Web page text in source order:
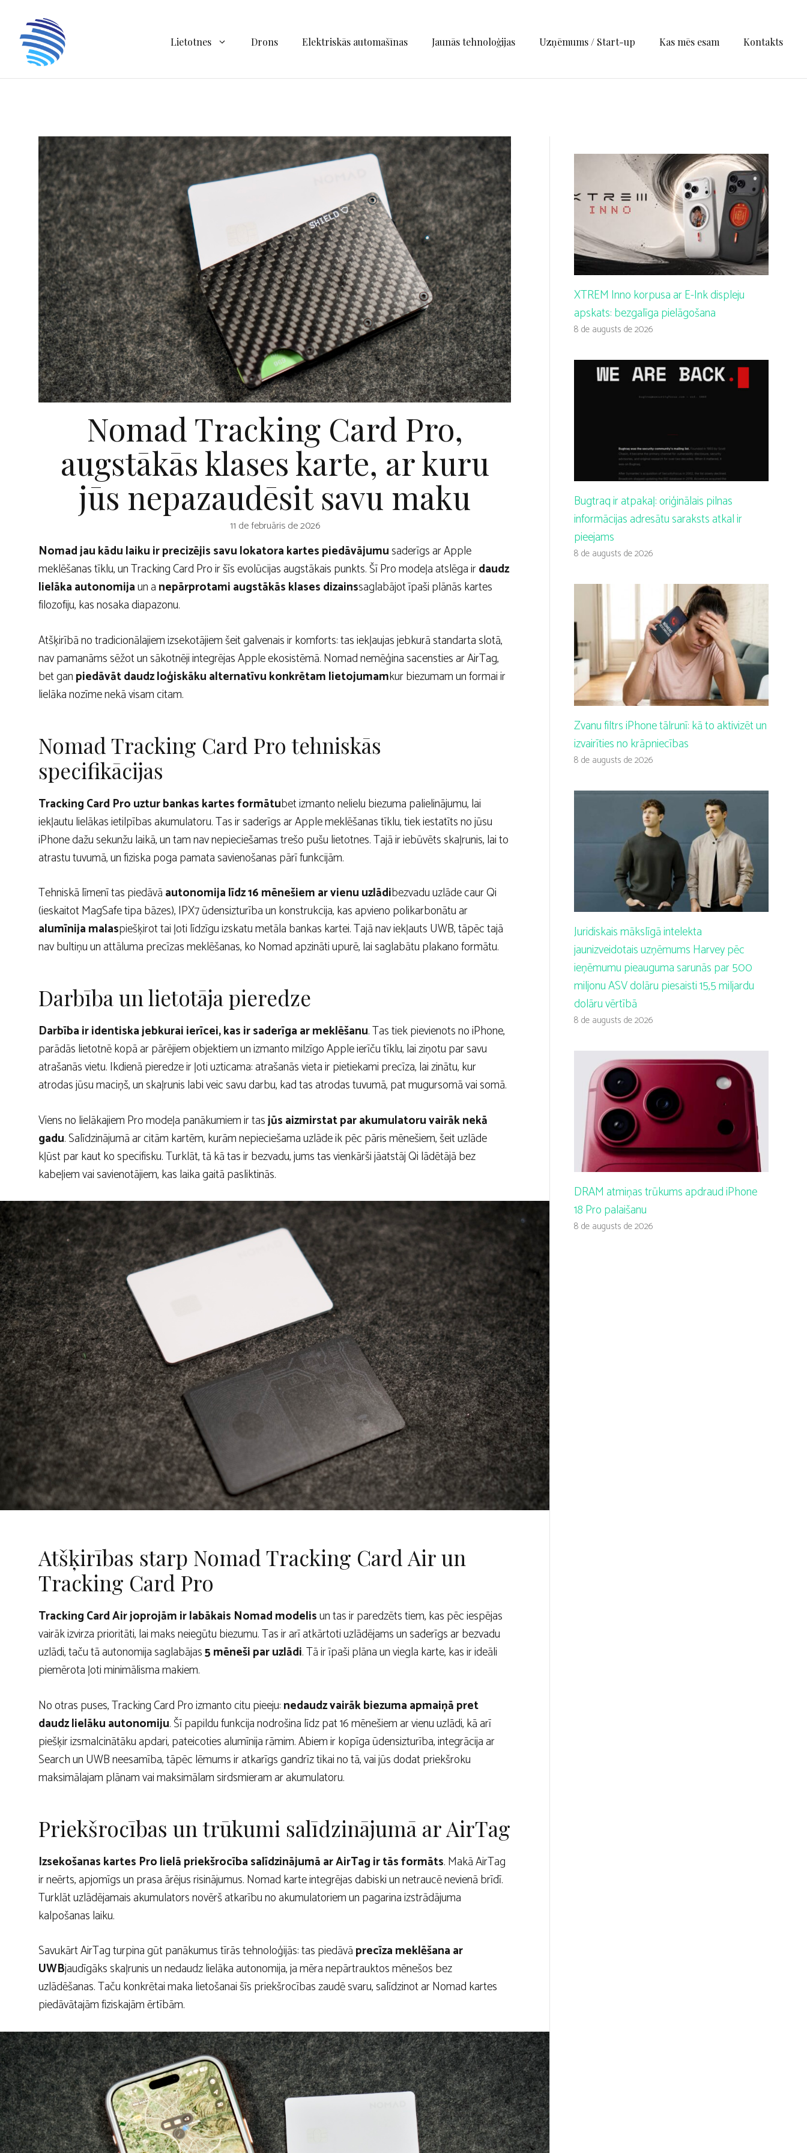
saturu
Lietotnes Drons Elektriskās automašīnas Jaunās tehnoloģijas Uzņēmums / Start-up Kas mēs esam Kontakts
Nomad Tracking Card Pro,
augstākās klases karte, ar kuru
jūs nepazaudēsit savu maku
11 de februāris de 2026
Nomad jau kādu laiku ir precizējis savu lokatora kartes piedāvājumusaderīgs ar Apple
meklēšanas tīklu, un Tracking Card Pro ir šīs evolūcijas augstākais punkts. Šī Pro modeļa atslēga irdaudz
lielāka autonomijaun anepārprotami augstākās klases dizainssaglabājot īpaši plānās kartes
filozofiju, kas nosaka diapazonu.
Atšķirībā no tradicionālajiem izsekotājiem šeit galvenais ir komforts: tas iekļaujas jebkurā standarta slotā,
nav pamanāms sēžot un sākotnēji integrējas Apple ekosistēmā. Nomad nemēģina sacensties ar AirTag,
bet ganpiedāvāt daudz loģiskāku alternatīvu konkrētam lietojumamkur biezumam un formai ir
lielāka nozīme nekā visam citam.
Nomad Tracking Card Pro tehniskās
specifikācijas
Tracking Card Pro uztur bankas kartes formātubet izmanto nelielu biezuma palielinājumu, lai
iekļautu lielākas ietilpības akumulatoru. Tas ir saderīgs ar Apple meklēšanas tīklu, tiek iestatīts no jūsu
iPhone dažu sekunžu laikā, un tam nav nepieciešamas trešo pušu lietotnes. Tajā ir iebūvēts skaļrunis, lai to
atrastu tuvumā, un fiziska poga pamata savienošanas pārī funkcijām.
Tehniskā līmenī tas piedāvāautonomija līdz 16 mēnešiem ar vienu uzlādibezvadu uzlāde caur Qi
(ieskaitot MagSafe tipa bāzes), IPX7 ūdensizturība un konstrukcija, kas apvieno polikarbonātu ar
alumīnija malaspiešķirot tai ļoti līdzīgu izskatu metāla bankas kartei. Tajā nav iekļauts UWB, tāpēc tajā
nav bultiņu un attāluma precīzas meklēšanas, ko Nomad apzināti upurē, lai saglabātu plakano formātu.
Darbība un lietotāja pieredze
Darbība ir identiska jebkurai ierīcei, kas ir saderīga ar meklēšanu. Tas tiek pievienots no iPhone,
parādās lietotnē kopā ar pārējiem objektiem un izmanto milzīgo Apple ierīču tīklu, lai ziņotu par savu
atrašanās vietu. Ikdienā pieredze ir ļoti uzticama: atrašanās vieta ir pietiekami precīza, lai zinātu, kur
atrodas jūsu maciņš, un skaļrunis labi veic savu darbu, kad tas atrodas tuvumā, pat mugursomā vai somā.
Viens no lielākajiem Pro modeļa panākumiem ir tasjūs aizmirstat par akumulatoru vairāk nekā
gadu. Salīdzinājumā ar citām kartēm, kurām nepieciešama uzlāde ik pēc pāris mēnešiem, šeit uzlāde
kļūst par kaut ko specifisku. Turklāt, tā kā tas ir bezvadu, jums tas vienkārši jāatstāj Qi lādētājā bez
kabeļiem vai savienotājiem, kas laika gaitā pasliktinās.
Atšķirības starp Nomad Tracking Card Air un
Tracking Card Pro
Tracking Card Air joprojām ir labākais Nomad modelisun tas ir paredzēts tiem, kas pēc iespējas
vairāk izvirza prioritāti, lai maks neiegūtu biezumu. Tas ir arī atkārtoti uzlādējams un saderīgs ar bezvadu
uzlādi, taču tā autonomija saglabājas5 mēneši par uzlādi. Tā ir īpaši plāna un viegla karte, kas ir ideāli
piemērota ļoti minimālisma makiem.
No otras puses, Tracking Card Pro izmanto citu pieeju:nedaudz vairāk biezuma apmaiņā pret
daudz lielāku autonomiju. Šī papildu funkcija nodrošina līdz pat 16 mēnešiem ar vienu uzlādi, kā arī
piešķir izsmalcinātāku apdari, pateicoties alumīnija rāmim. Abiem ir kopīga ūdensizturība, integrācija ar
Search un UWB neesamība, tāpēc lēmums ir atkarīgs gandrīz tikai no tā, vai jūs dodat priekšroku
maksimālajam plānam vai maksimālam sirdsmieram ar akumulatoru.
Priekšrocības un trūkumi salīdzinājumā ar AirTag
Izsekošanas kartes Pro lielā priekšrocība salīdzinājumā ar AirTag ir tās formāts. Makā AirTag
ir neērts, apjomīgs un prasa ārējus risinājumus. Nomad karte integrējas dabiski un netraucē nevienā brīdī.
Turklāt uzlādējamais akumulators novērš atkarību no akumulatoriem un pagarina izstrādājuma
kalpošanas laiku.
Savukārt AirTag turpina gūt panākumus tīrās tehnoloģijās: tas piedāvāprecīza meklēšana ar
UWBjaudīgāks skaļrunis un nedaudz lielāka autonomija, ja mēra nepārtrauktos mēnešos bez
uzlādēšanas. Taču konkrētai maka lietošanai šīs priekšrocības zaudē svaru, salīdzinot ar Nomad kartes
piedāvātajām fiziskajām ērtībām.
XTREM Inno korpusa ar E-Ink displeju
apskats: bezgalīga pielāgošana
8 de augusts de 2026
Bugtraq ir atpakaļ: oriģinālais pilnas
informācijas adresātu saraksts atkal ir
pieejams
8 de augusts de 2026
Zvanu filtrs iPhone tālrunī: kā to aktivizēt un
izvairīties no krāpniecības
8 de augusts de 2026
Juridiskais mākslīgā intelekta
jaunizveidotais uzņēmums Harvey pēc
ieņēmumu pieauguma sarunās par 500
miljonu ASV dolāru piesaisti 15,5 miljardu
dolāru vērtībā
8 de augusts de 2026
DRAM atmiņas trūkums apdraud iPhone
18 Pro palaišanu
8 de augusts de 2026